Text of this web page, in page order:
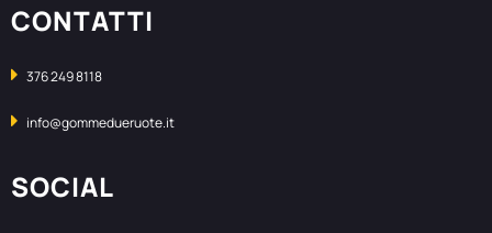
CONTATTI
376 249 8118
info@gommedueruote.it
SOCIAL